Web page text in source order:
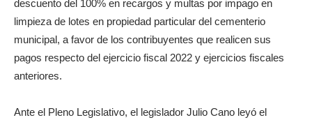
descuento del 100% en recargos y multas por impago en
limpieza de lotes en propiedad particular del cementerio
municipal, a favor de los contribuyentes que realicen sus
pagos respecto del ejercicio fiscal 2022 y ejercicios fiscales
anteriores.
Ante el Pleno Legislativo, el legislador Julio Cano leyó el